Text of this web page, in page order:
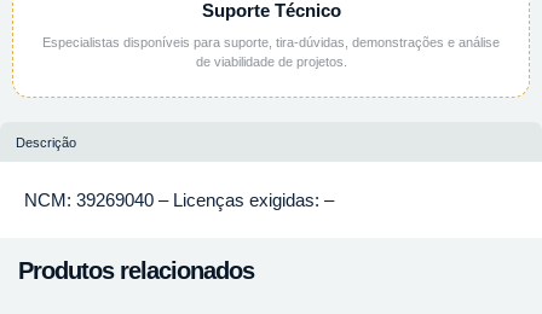
Suporte Técnico
Especialistas disponíveis para suporte, tira-dúvidas, demonstrações e análise
de viabilidade de projetos.
Descrição
NCM: 39269040 – Licenças exigidas: –
Produtos relacionados